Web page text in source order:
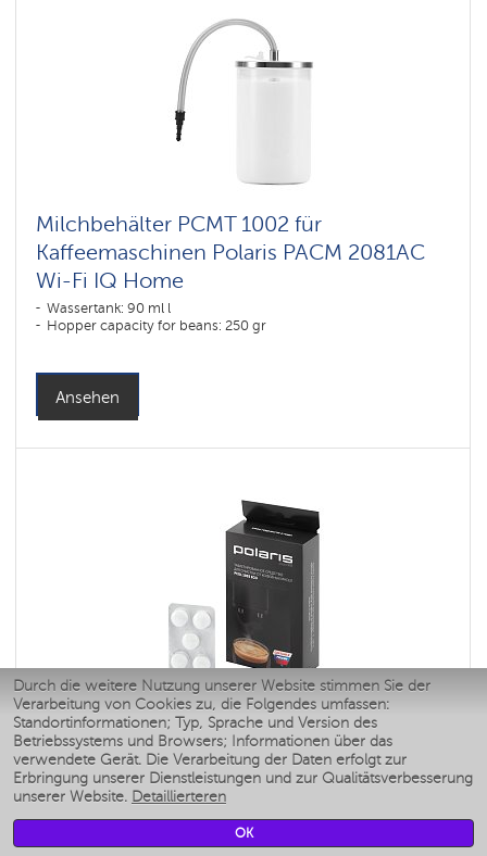
Durch die weitere Nutzung unserer Website stimmen Sie der
Verarbeitung von Cookies zu, die Folgendes umfassen:
Standortinformationen; Typ, Sprache und Version des
Betriebssystems und Browsers; Informationen über das
verwendete Gerät. Die Verarbeitung der Daten erfolgt zur
Erbringung unserer Dienstleistungen und zur Qualitätsverbesserung
unserer Website. Detaillierteren
OK
Milchbehälter PCMT 1002 für
Kaffeemaschinen Polaris PACM 2081AC
Wi-Fi IQ Home
Wassertank: 90 ml l
Hopper capacity for beans: 250 gr
Ansehen
Tablettenreiniger zur Entfernung von
Kaffeeölen PCDL 1003 ECO
Wassertank: 90 ml l